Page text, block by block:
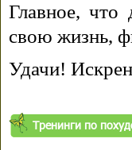
Главное, что
свою жизнь,
Удачи!
Тренинги по